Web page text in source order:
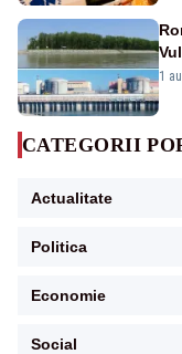
în
1
CATEGORII
Actualitate
Politica
Economie
Social